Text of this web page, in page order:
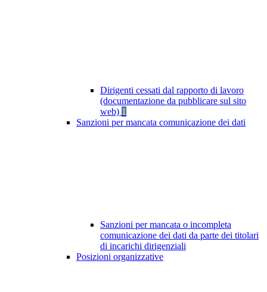
Dirigenti cessati dal rapporto di lavoro
(documentazione da pubblicare sul sito
web) 1
Sanzioni per mancata comunicazione dei dati
Sanzioni per mancata o incompleta
comunicazione dei dati da parte dei titolari
di incarichi dirigenziali
Posizioni organizzative